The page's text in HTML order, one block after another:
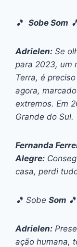
🎵 Sobe Som
Adrielen: Se
para 2023, um
Terra, é
agora,
extremos. Em
Grande do Sul.
Fernanda
Alegre:
casa, perdi
🎵 Sobe Som 🎵
Adrielen:
ação humana,